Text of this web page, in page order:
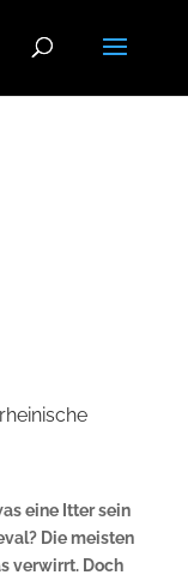
eine Itter sein
Die meisten
verwirrt. Doch